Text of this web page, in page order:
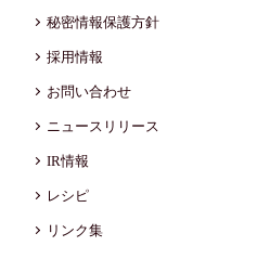
秘密情報保護方針
採用情報
お問い合わせ
ニュースリリース
IR情報
レシピ
リンク集